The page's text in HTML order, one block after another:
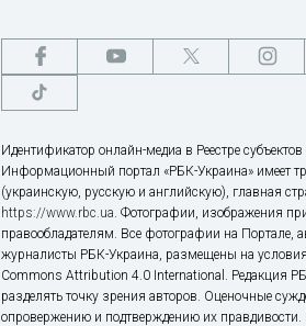
Идентификатор онлайн-медиа в Реестре
Информационный портал «РБК-Украина» имеет
(украинскую, русскую и английскую), главная
https://www.rbc.ua. Фотографии, изображения
правообладателям. Все фотографии на Портале,
журналисты РБК-Украина, размещены на
Commons Attribution 4.0 International. Редакция
разделять точку зрения авторов. Оценочные
опровержению и подтверждению их правдивости.